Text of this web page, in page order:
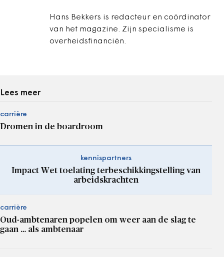
Hans Bekkers is redacteur en coördinator
van het magazine. Zijn specialisme is
overheidsfinanciën.
Lees meer
carrière
Dromen in de boardroom
kennispartners
Impact Wet toelating terbeschikkingstelling van
arbeidskrachten
carrière
Oud-ambtenaren popelen om weer aan de slag te
gaan … als ambtenaar